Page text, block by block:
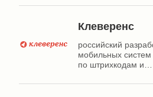
Клеверенс
российский
мобильных систем
по штрихкодам и